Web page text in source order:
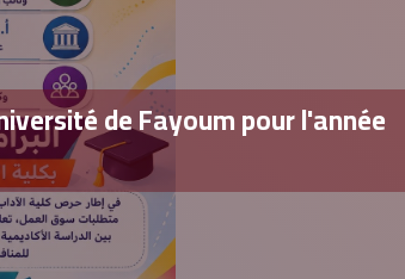
de Fayoum pour l'année